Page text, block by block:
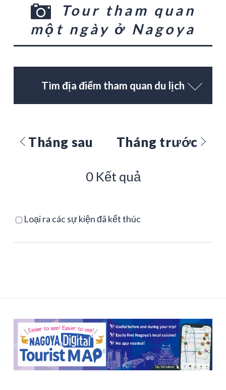
Tour tham quan
một ngày ở Nagoya
Tìm địa điểm tham quan du lịch
Tháng sau Tháng trước
0 Kết quả
Loại ra các sự kiện đã kết thúc